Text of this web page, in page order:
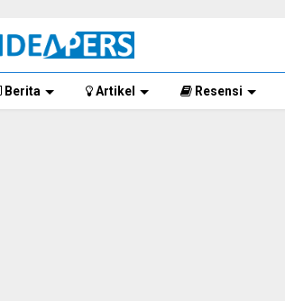
Berita Artikel Resensi